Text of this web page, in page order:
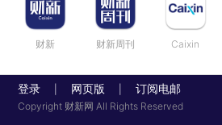
财新 财新周刊 Caixin
登录 网页版 订阅电邮
Copyright 财新网 All Rights Reserved